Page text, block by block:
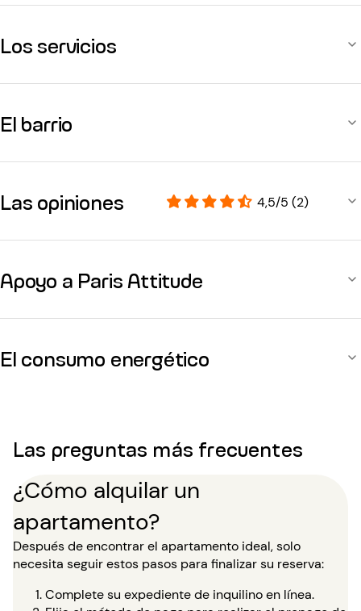
Los servicios
El barrio
Las opiniones 4,5/5 (2)
Apoyo a Paris Attitude
El consumo energético
Las preguntas más frecuentes
¿Cómo alquilar un
apartamento?
Después de encontrar el apartamento ideal, solo
necesita seguir estos pasos para finalizar su reserva:
Complete su expediente de inquilino en línea.